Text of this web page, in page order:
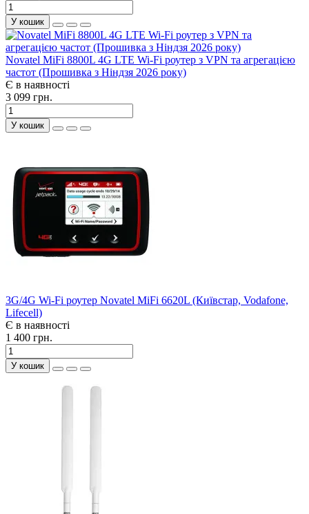
У кошик
Novatel MiFi 8800L 4G LTE Wi-Fi роутер з VPN та агрегацією
частот (Прошивка з Ніндзя 2026 року)
Є в наявності
3 099 грн.
У кошик
3G/4G Wi-Fi роутер Novatel MiFi 6620L (Київстар, Vodafone,
Lifecell)
Є в наявності
1 400 грн.
У кошик